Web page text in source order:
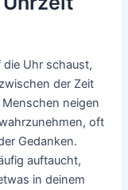
die Uhr schaust,
der Zeit
neigen
oft
Gedanken.
auftaucht,
in deinem